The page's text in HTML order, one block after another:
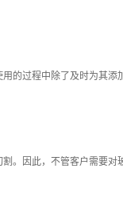
的过程中除了及时为其
。因此，不管客户需要